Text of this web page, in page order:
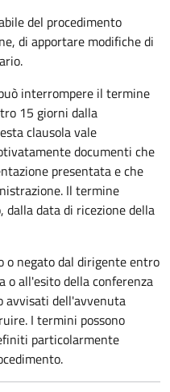
del procedimento
di apportare modifiche di
interrompere il termine
15 giorni dalla
clausola vale
documenti che
presentata e che
Il termine
data di ricezione della
o negato dal dirigente entro
o all'esito della conferenza
avvisati dell'avvenuta
I termini possono
particolarmente